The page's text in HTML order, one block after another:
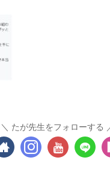
たが先生をフォローする